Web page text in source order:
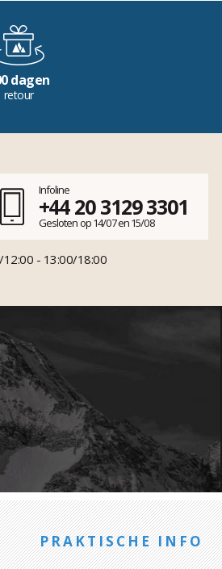
dagen
retour
Infoline
+44 20 3129 3301
Gesloten op 14/07 en 15/08
- 13:00/18:00
PRAKTISCHE INFO